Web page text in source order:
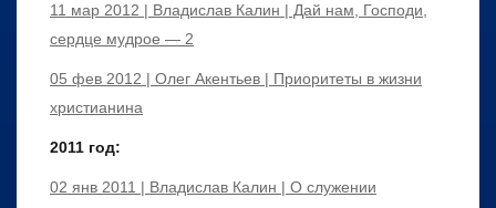
11 мар 2012 | Владислав Калин | Дай нам, Господи,
сердце мудрое — 2
05 фев 2012 | Олег Акентьев | Приоритеты в жизни
христианина
2011 год:
02 янв 2011 | Владислав Калин | О служении